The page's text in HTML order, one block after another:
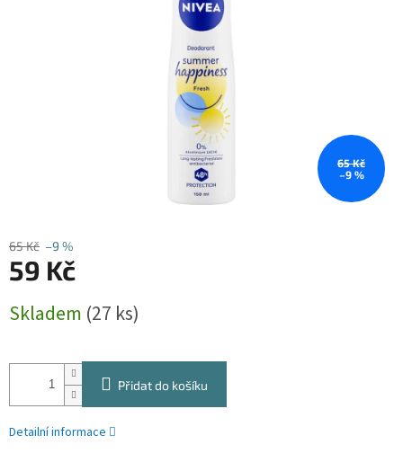
65 Kč
–9 %
65 Kč –9 %
59 Kč
cena:
Skladem (27 ks)
Přidat do košíku
Detailní informace